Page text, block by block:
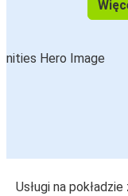
Usługi na